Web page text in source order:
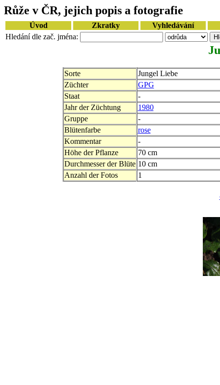
Růže v ČR, jejich popis a fotografie
Úvod Zkratky
Vyhledávání
Hledání dle zač. jména:
Sorte
Jungel Liebe
Züchter
GPG
Staat
-
Jahr der Züchtung
1980
Gruppe
-
Blütenfarbe
rose
Kommentar
-
Höhe der Pflanze
70 cm
Durchmesser der Blüte 10 cm
Anzahl der Fotos
1